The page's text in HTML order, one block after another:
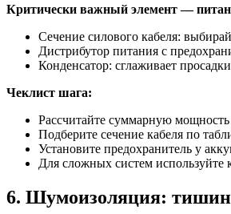
Критически важный элемент —
Сечение силового кабеля:
Дистрибутор питания с
Конденсатор: сглаживает
Чеклист шага:
Рассчитайте суммарную
Подберите сечение кабеля по
Установите предохранитель у
Для сложных систем используйте
6. Шумоизоляция: